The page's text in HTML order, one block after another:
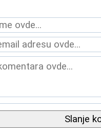
Slanje